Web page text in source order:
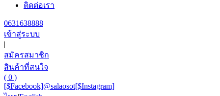
ติดต่อเรา
0631638888
เข้าสู่ระบบ
|
สมัครสมาชิก
สินค้าที่สนใจ
( 0 )
[$Facebook]@salaosot[$Instagram]